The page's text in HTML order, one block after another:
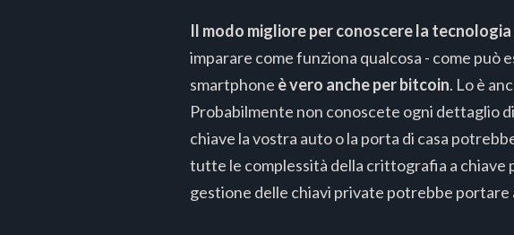
Il modo migliore per conoscere la tecnologia
imparare come funziona qualcosa - come può
smartphone è vero anche per bitcoin. Lo è
Probabilmente non conoscete ogni dettaglio
chiave la vostra auto o la porta di casa
tutte le complessità della crittografia a chiave
gestione delle chiavi private potrebbe portare